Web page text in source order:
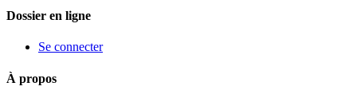
Dossier en ligne
Se connecter
À propos